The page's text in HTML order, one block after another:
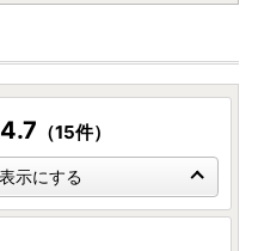
4.7 （15件）
示にする